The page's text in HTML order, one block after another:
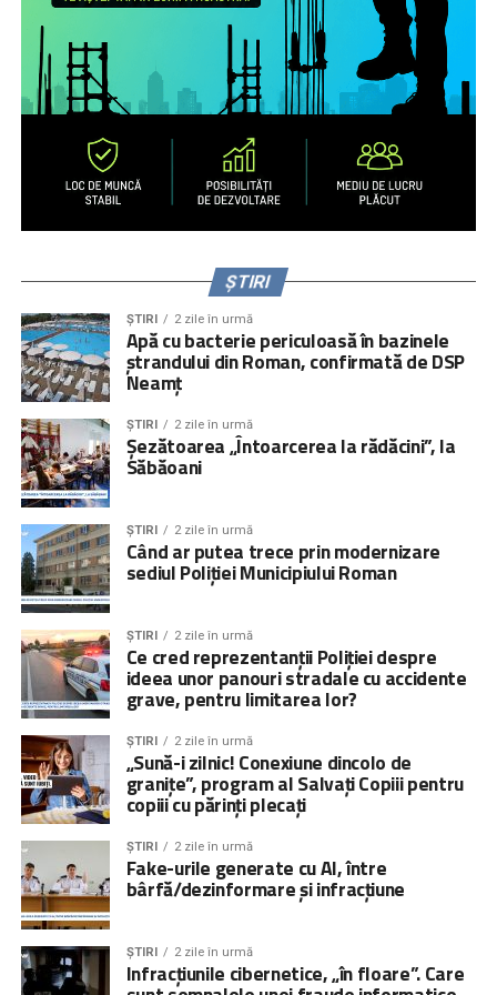
ȘTIRI
ȘTIRI 2 zile în urmă
Apă cu bacterie periculoasă în bazinele
ștrandului din Roman, confirmată de DSP
Neamț
ȘTIRI 2 zile în urmă
Șezătoarea „Întoarcerea la rădăcini”, la
Săbăoani
ȘTIRI 2 zile în urmă
Când ar putea trece prin modernizare
sediul Poliției Municipiului Roman
ȘTIRI 2 zile în urmă
Ce cred reprezentanții Poliției despre
ideea unor panouri stradale cu accidente
grave, pentru limitarea lor?
ȘTIRI 2 zile în urmă
„Sună-i zilnic! Conexiune dincolo de
granițe”, program al Salvați Copiii pentru
copiii cu părinți plecați
ȘTIRI 2 zile în urmă
Fake-urile generate cu AI, între
bârfă/dezinformare și infracțiune
ȘTIRI 2 zile în urmă
Infracțiunile cibernetice, „în floare”. Care